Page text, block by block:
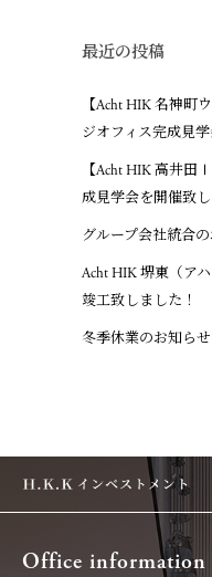
最近の投稿
【Acht HIK 名神町
ジオフィス完成見
【Acht HIK 高井
成見学会を開催致し
グループ会社統合
Acht HIK 堺東（ア
竣工致しました！
冬季休業のお知らせ
Office information